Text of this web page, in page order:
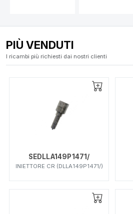
PIÙ VENDUTI
I ricambi più richiesti dai nostri clienti
SEDLLA149P1471/
INIETTORE CR (DLLA149P1471/)